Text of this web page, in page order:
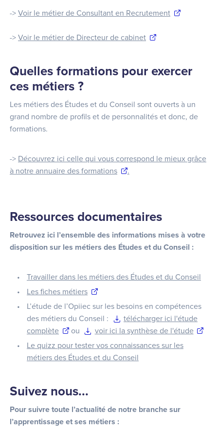
-> Voir le métier de Consultant en Recrutement
-> Voir le métier de Directeur de cabinet
Quelles formations pour exercer
ces métiers ?
Les métiers des Études et du Conseil sont ouverts à un
grand nombre de profils et de personnalités et donc, de
formations.
-> Découvrez ici celle qui vous correspond le mieux grâce
à notre annuaire des formations
.
Ressources documentaires
Retrouvez ici l’ensemble des informations mises à votre
disposition sur les métiers des Études et du Conseil :
Travailler dans les métiers des Études et du Conseil
Les fiches métiers
L’étude de l’Opiiec sur les besoins en compétences
des métiers du Conseil :
télécharger ici l'étude
complète
ou
voir ici la synthèse de l'étude
Le quizz pour tester vos connaissances sur les
métiers des Études et du Conseil
Suivez nous...
Pour suivre toute l’actualité de notre branche sur
l’apprentissage et ses métiers :